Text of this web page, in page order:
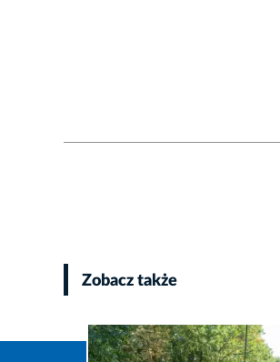
Zobacz także